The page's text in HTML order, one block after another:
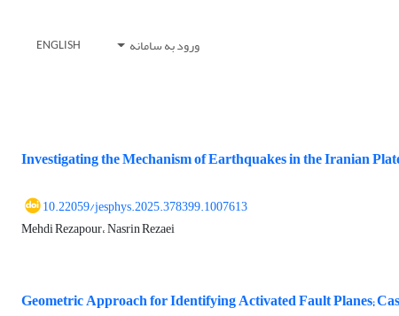
ورود به سامانه ENGLISH
Investigating the Mechanism of Earthquakes in the Iranian
10.22059/jesphys.2025.378399.1007613
Mehdi Rezapour، Nasrin Rezaei
Geometric Approach for Identifying Activated Fault Planes;